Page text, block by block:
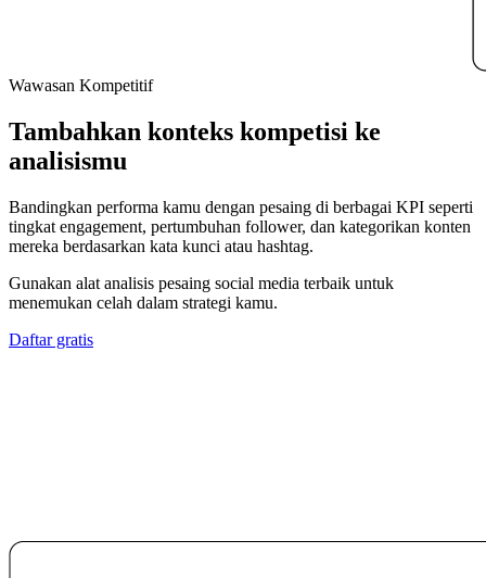
Wawasan Kompetitif
Tambahkan konteks kompetisi ke
analisismu
Bandingkan performa kamu dengan pesaing di berbagai KPI seperti
tingkat engagement, pertumbuhan follower, dan kategorikan konten
mereka berdasarkan kata kunci atau hashtag.
Gunakan alat analisis pesaing social media terbaik untuk
menemukan celah dalam strategi kamu.
Daftar gratis